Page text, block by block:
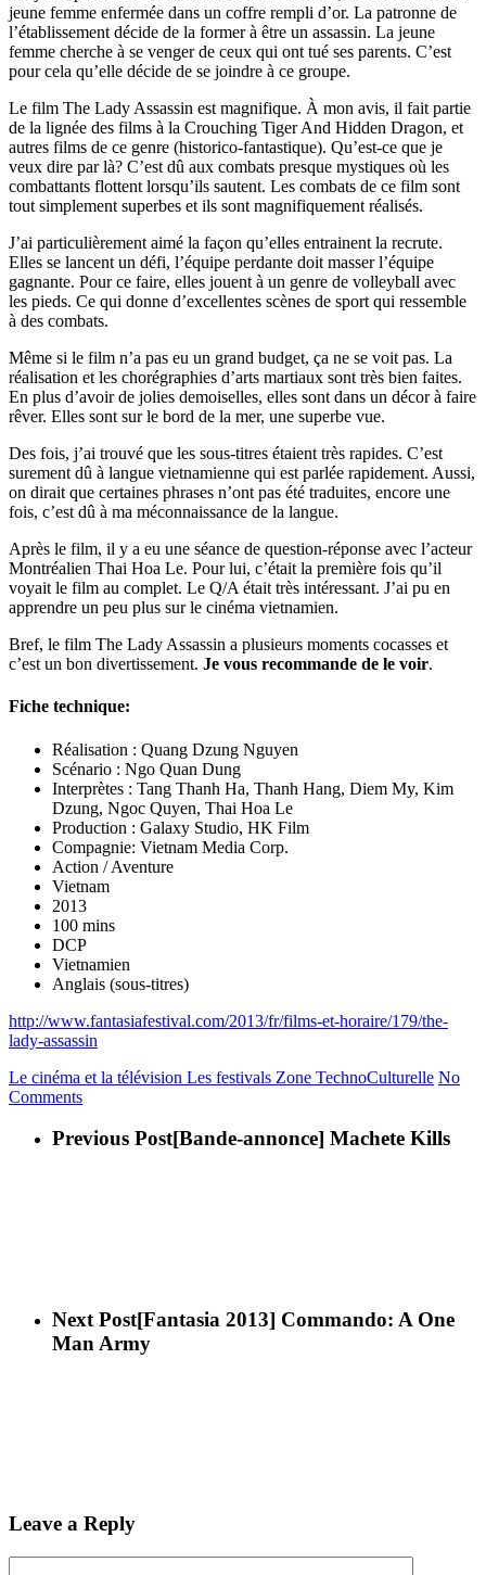
jeune femme enfermée dans un coffre rempli d’or. La patronne de
l’établissement décide de la former à être un assassin. La jeune
femme cherche à se venger de ceux qui ont tué ses parents. C’est
pour cela qu’elle décide de se joindre à ce groupe.
Le film The Lady Assassin est magnifique. À mon avis, il fait partie
de la lignée des films à la Crouching Tiger And Hidden Dragon, et
autres films de ce genre (historico-fantastique). Qu’est-ce que je
veux dire par là? C’est dû aux combats presque mystiques où les
combattants flottent lorsqu’ils sautent. Les combats de ce film sont
tout simplement superbes et ils sont magnifiquement réalisés.
J’ai particulièrement aimé la façon qu’elles entrainent la recrute.
Elles se lancent un défi, l’équipe perdante doit masser l’équipe
gagnante. Pour ce faire, elles jouent à un genre de volleyball avec
les pieds. Ce qui donne d’excellentes scènes de sport qui ressemble
à des combats.
Même si le film n’a pas eu un grand budget, ça ne se voit pas. La
réalisation et les chorégraphies d’arts martiaux sont très bien faites.
En plus d’avoir de jolies demoiselles, elles sont dans un décor à faire
rêver. Elles sont sur le bord de la mer, une superbe vue.
Des fois, j’ai trouvé que les sous-titres étaient très rapides. C’est
surement dû à langue vietnamienne qui est parlée rapidement. Aussi,
on dirait que certaines phrases n’ont pas été traduites, encore une
fois, c’est dû à ma méconnaissance de la langue.
Après le film, il y a eu une séance de question-réponse avec l’acteur
Montréalien Thai Hoa Le. Pour lui, c’était la première fois qu’il
voyait le film au complet. Le Q/A était très intéressant. J’ai pu en
apprendre un peu plus sur le cinéma vietnamien.
Bref, le film The Lady Assassin a plusieurs moments cocasses et
c’est un bon divertissement. Je vous recommande de le voir.
Fiche technique:
Réalisation : Quang Dzung Nguyen
Scénario : Ngo Quan Dung
Interprètes : Tang Thanh Ha, Thanh Hang, Diem My, Kim
Dzung, Ngoc Quyen, Thai Hoa Le
Production : Galaxy Studio, HK Film
Compagnie: Vietnam Media Corp.
Action / Aventure
Vietnam
2013
100 mins
DCP
Vietnamien
Anglais (sous-titres)
http://www.fantasiafestival.com/2013/fr/films-et-horaire/179/the-
lady-assassin
Le cinéma et la télévision Les festivals Zone TechnoCulturelle No
Comments
Previous Post[Bande-annonce] Machete Kills
Next Post[Fantasia 2013] Commando: A One
Man Army
Leave a Reply